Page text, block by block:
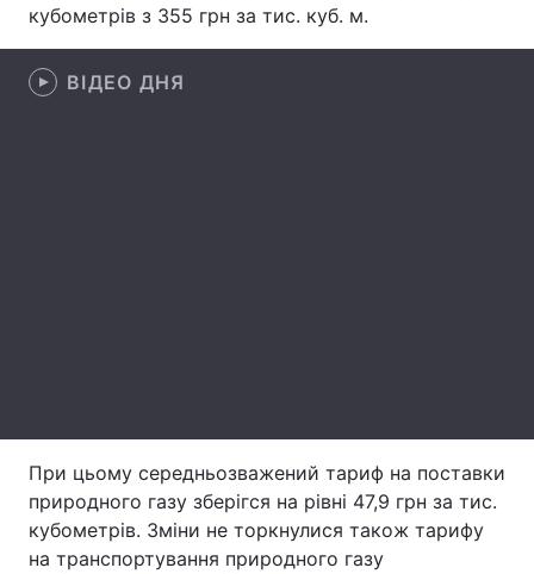
Здоров'я
Контакти
Послуги
кубометрів з 355 грн за тис. куб. м.
ВІДЕО ДНЯ
При цьому середньозважений тариф на поставки
природного газу зберігся на рівні 47,9 грн за тис.
кубометрів. Зміни не торкнулися також тарифу
на транспортування природного газу